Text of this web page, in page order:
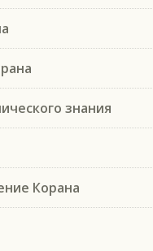
знания
Корана